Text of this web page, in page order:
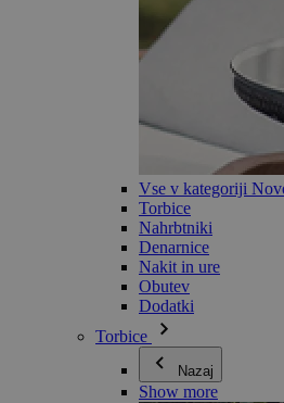
Vse v kategoriji
Torbice
Nahrbtniki
Denarnice
Nakit in ure
Obutev
Dodatki
Torbice
Nazaj
Show more